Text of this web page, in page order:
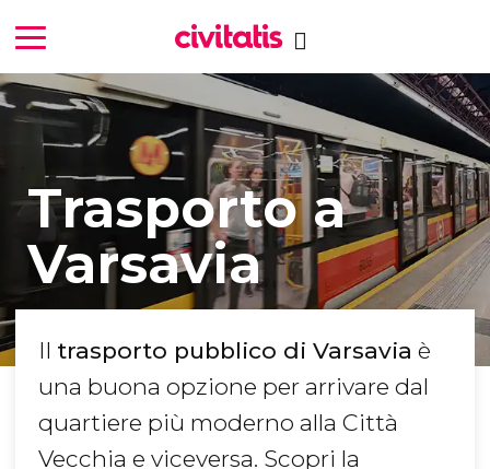
Trasporto a
Varsavia
Il trasporto pubblico di Varsavia è
una buona opzione per arrivare dal
quartiere più moderno alla Città
Vecchia e viceversa. Scopri la